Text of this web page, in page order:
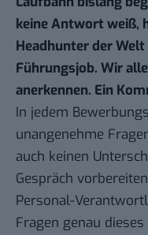
keine Antwort weiß,
Headhunter der Welt
Führungsjob. Wir
anerkennen. Ein
In jedem
unangenehme
auch keinen
Gespräch
Personal-
Fragen genau dieses